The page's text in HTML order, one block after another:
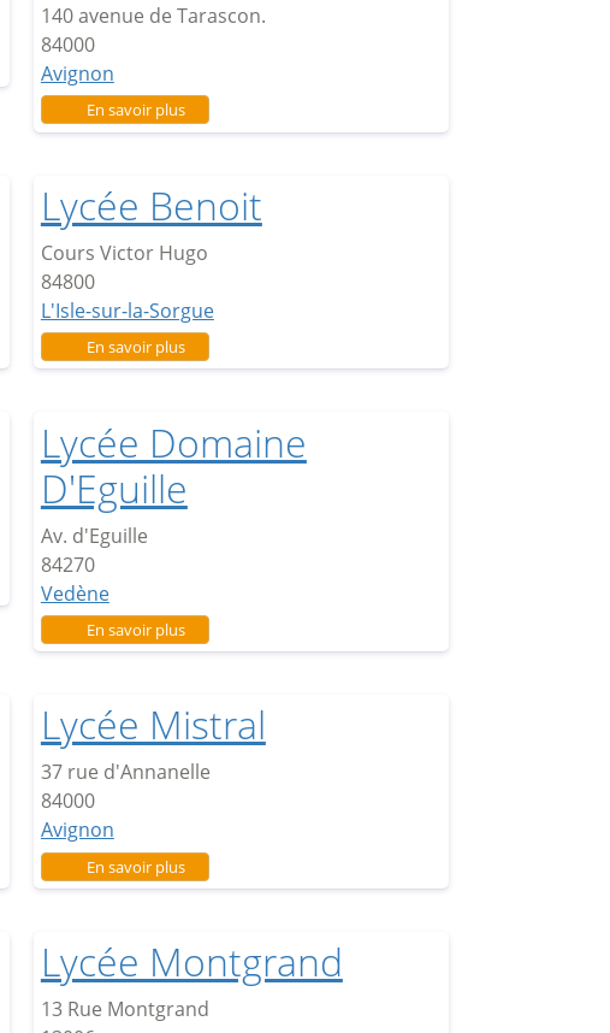
140 avenue de Tarascon.
84000
Avignon
En savoir plussur Campus des sciences et techniques
Lycée Benoit
Cours Victor Hugo
84800
L'Isle-sur-la-Sorgue
En savoir plussur Lycée Benoit
Lycée Domaine
D'Eguille
Av. d'Eguille
84270
Vedène
En savoir plussur Lycée Domaine D'Eguille
Lycée Mistral
37 rue d'Annanelle
84000
Avignon
En savoir plussur Lycée Mistral
Lycée Montgrand
13 Rue Montgrand